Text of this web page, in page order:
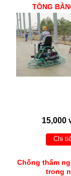
TÔNG
15,000
Chi
Chống thấm
trong